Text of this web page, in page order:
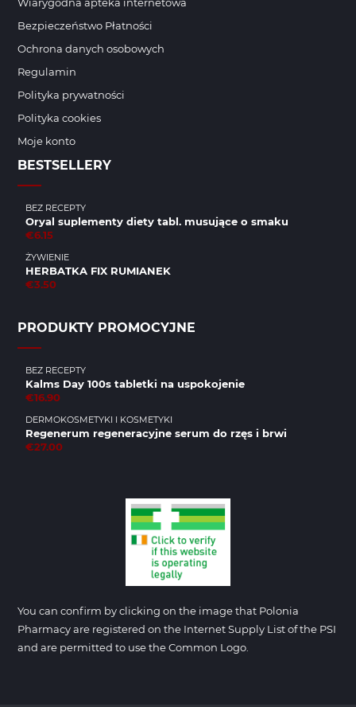
Bezpieczeństwo Płatności
Ochrona danych osobowych
Regulamin
Polityka prywatności
Polityka cookies
Moje konto
BESTSELLERY
BEZ RECEPTY
Oryal suplementy diety tabl. musujące o smaku
€6.15
ŻYWIENIE
HERBATKA FIX RUMIANEK
€3.50
PRODUKTY PROMOCYJNE
BEZ RECEPTY
Kalms Day 100s tabletki na uspokojenie
€16.90
DERMOKOSMETYKI I KOSMETYKI
Regenerum regeneracyjne serum do rzęs i brwi
€27.00
You can confirm by clicking on the image that Polonia
Pharmacy are registered on the Internet Supply List of the PSI
and are permitted to use the Common Logo.